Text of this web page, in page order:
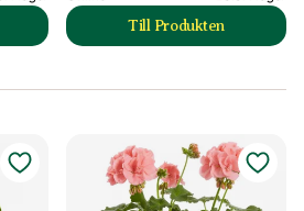
flera nyanser produktsida
Till Produkten
till